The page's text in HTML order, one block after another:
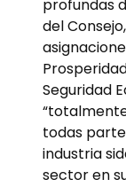
profundas
del
Seguridad
todas
industria
sector en